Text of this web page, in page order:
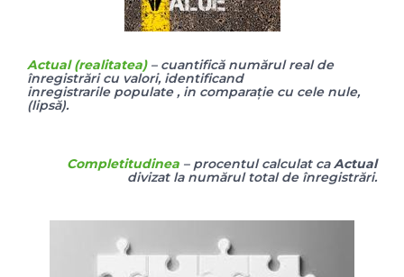
Actual (realitatea) – cuantifică numărulrealde
înregistrări cu valori, identificand
inregistrarile populate , in comparație cu cele nule,
(lipsă).
Completitudinea – procentul calculat caActual
divizat la numărul total de înregistrări.